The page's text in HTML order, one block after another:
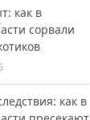
как в
сорвали
как в